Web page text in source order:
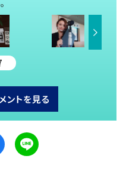
ントを見る